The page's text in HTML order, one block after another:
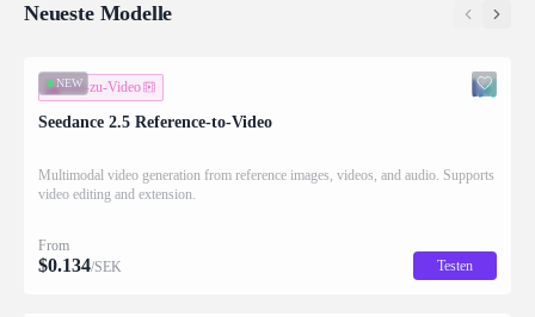
Neueste Modelle
NEW
Bild-zu-Video
Seedance 2.5 Reference-to-Video
Multimodal video generation from reference images, videos, and audio. Supports
video editing and extension.
From
$0.134/SEK Testen